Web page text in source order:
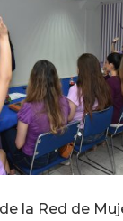
la Red de